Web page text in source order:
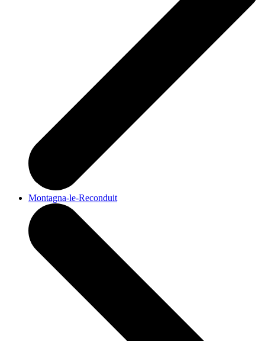
Montagna-le-Reconduit